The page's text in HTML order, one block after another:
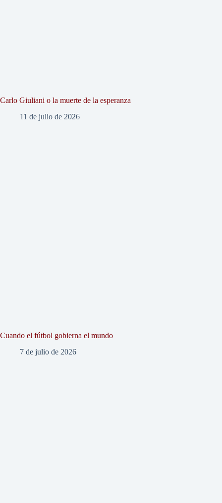
Carlo Giuliani o la muerte de la esperanza
11 de julio de 2026
Cuando el fútbol gobierna el mundo
7 de julio de 2026